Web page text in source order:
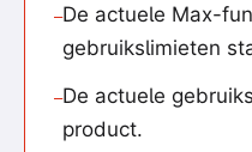
—De actuele Max-
gebruikslimieten
—De actuele
product.